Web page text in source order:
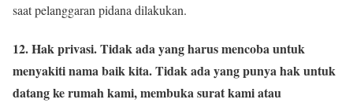
saat pelanggaran pidana dilakukan.
12. Hak privasi. Tidak ada yang harus mencoba untuk
menyakiti nama baik kita. Tidak ada yang punya hak untuk
datang ke rumah kami, membuka surat kami atau